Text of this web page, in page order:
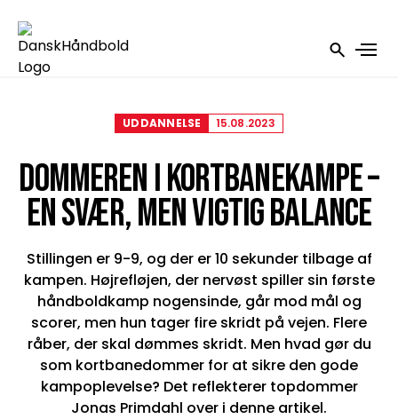
UDDANNELSE 15.08.2023
DOMMEREN I KORTBANEKAMPE –
EN SVÆR, MEN VIGTIG BALANCE
Stillingen er 9-9, og der er 10 sekunder tilbage af
kampen. Højrefløjen, der nervøst spiller sin første
håndboldkamp nogensinde, går mod mål og
scorer, men hun tager fire skridt på vejen. Flere
råber, der skal dømmes skridt. Men hvad gør du
som kortbanedommer for at sikre den gode
kampoplevelse? Det reflekterer topdommer
Jonas Primdahl over i denne artikel.